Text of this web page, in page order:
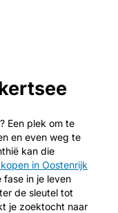
? Een plek om te
en even weg te
kan die
in Oostenrijk
fase in je leven
de sleutel tot
je zoektocht naar